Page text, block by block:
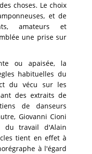
choses. Le choix
et de
amateurs et
une prise sur
ou apaisée, la
habituelles du
du vécu sur les
des extraits de
de danseurs
Giovanni Cioni
du travail d'Alain
tient en effet à
à l'égard